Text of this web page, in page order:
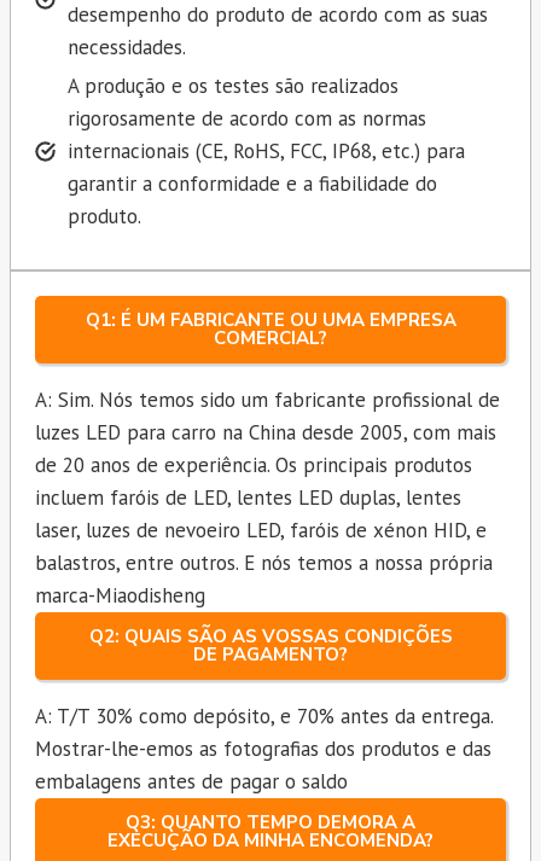
desempenho do produto de acordo com as suas
necessidades.
A produção e os testes são realizados
rigorosamente de acordo com as normas
internacionais (CE, RoHS, FCC, IP68, etc.) para
garantir a conformidade e a fiabilidade do
produto.
Q1: É UM FABRICANTE OU UMA EMPRESA
COMERCIAL?
A: Sim. Nós temos sido um fabricante profissional de
luzes LED para carro na China desde 2005, com mais
de 20 anos de experiência. Os principais produtos
incluem faróis de LED, lentes LED duplas, lentes
laser, luzes de nevoeiro LED, faróis de xénon HID, e
balastros, entre outros. E nós temos a nossa própria
marca-Miaodisheng
Q2: QUAIS SÃO AS VOSSAS CONDIÇÕES
DE PAGAMENTO?
A: T/T 30% como depósito, e 70% antes da entrega.
Mostrar-lhe-emos as fotografias dos produtos e das
embalagens antes de pagar o saldo
Q3: QUANTO TEMPO DEMORA A
EXECUÇÃO DA MINHA ENCOMENDA?